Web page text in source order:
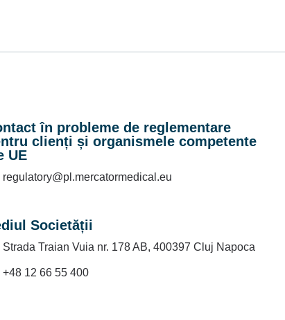
în probleme de reglementare
clienți și organismele competente
UE
regulatory@pl.mercatormedical.eu
Societății
Strada Traian Vuia nr. 178 AB, 400397 Cluj Napoca
+48 12 66 55 400